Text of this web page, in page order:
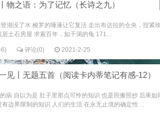
物之语：为了记忆（长诗之九）
湖没了水 梭罗的唾液让它复活 走出布达拉的仓央，捏紧
居土石房屋 求索百年，如干渴的龟 171...
评论(0) 2021-2-25
见丨无题五首（阅读卡内蒂笔记有感-12）
病 自以为是 肚子里那点可怜的知识 也是照搬照抄 后果
边界限制的知识 人们的生活 在永无止境的确定性 ...